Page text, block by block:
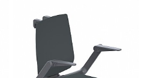
europäischen
entwickelt. C. F. Møller
für Normbau
Serie von
für Badezimmerausstattung,